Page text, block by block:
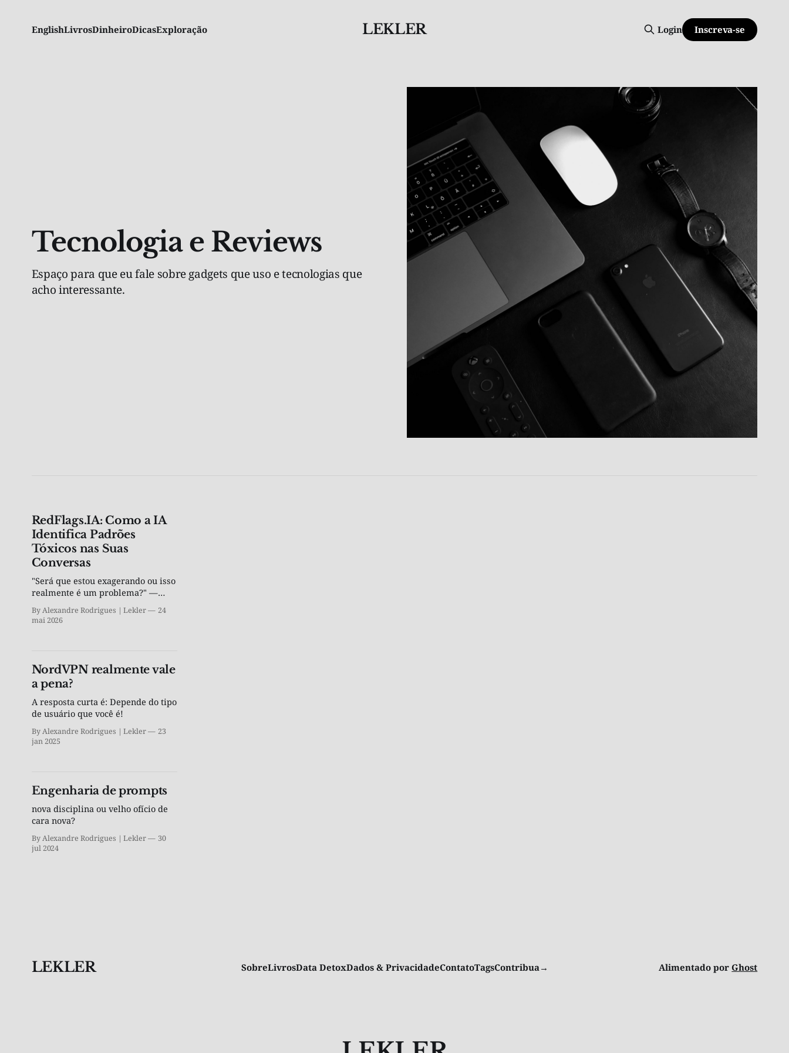
LEKLER
EnglishLivrosDinheiroDicasExploração Login Inscreva-se
Tecnologia e Reviews
Espaço para que eu fale sobre gadgets que uso e tecnologias que
acho interessante.
RedFlags.IA: Como a IA
Identifica Padrões
Tóxicos nas Suas
Conversas
"Será que estou exagerando ou isso
realmente é um problema?" —
Agora você tem uma segunda
opinião objetiva, por R$ 4,90.
By Alexandre Rodrigues | Lekler
24
mai 2026
NordVPN realmente vale
a pena?
A resposta curta é: Depende do tipo
de usuário que você é!
By Alexandre Rodrigues | Lekler
23
jan 2025
Engenharia de prompts
nova disciplina ou velho ofício de
cara nova?
By Alexandre Rodrigues | Lekler
30
jul 2024
LEKLER SobreLivrosData DetoxDados & PrivacidadeContatoTagsContribua→ Alimentado porGhost